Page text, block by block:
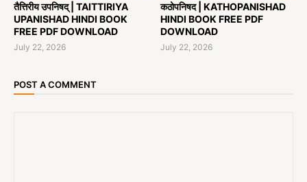
तैत्तिरीय उपनिषद् | TAITTIRIYA
UPANISHAD HINDI BOOK
FREE PDF DOWNLOAD
July 22, 2026
कठोपनिषद | KATHOPANISHAD
HINDI BOOK FREE PDF
DOWNLOAD
July 22, 2026
POST A COMMENT